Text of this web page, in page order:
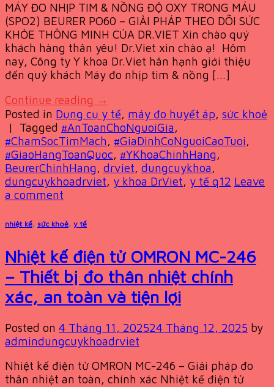
MÁY ĐO NHỊP TIM & NỒNG ĐỘ OXY TRONG MÁU
(SPO2) BEURER PO60 – GIẢI PHÁP THEO DÕI SỨC
KHỎE THÔNG MINH CỦA DR.VIET Xin chào quý
khách hàng thân yêu! Dr.Viet xin chào ạ! Hôm
nay, Công ty Y khoa Dr.Viet hân hạnh giới thiệu
đến quý khách Máy đo nhịp tim & nồng […]
Continue reading →
Posted in Dụng cụ y tế, máy đo huyết áp, sức khoẻ
|
Tagged #AnToanChoNguoiGia,
#ChamSocTimMach, #GiaDinhCoNguoiCaoTuoi,
#GiaoHangToanQuoc, #YKhoaChinhHang,
BeurerChinhHang, drviet, dungcuykhoa,
dungcuykhoadrviet, y khoa DrViet, y tế q12 Leave
a comment
nhiệt kế, sức khoẻ, y tế
Nhiệt kế điện tử OMRON MC-246
– Thiết bị đo thân nhiệt chính
xác, an toàn và tiện lợi
Posted on 4 Tháng 11, 202524 Tháng 12, 2025 by
admindungcuykhoadrviet
Nhiệt kế điện tử OMRON MC-246 – Giải pháp đo
thân nhiệt an toàn, chính xác Nhiệt kế điện tử